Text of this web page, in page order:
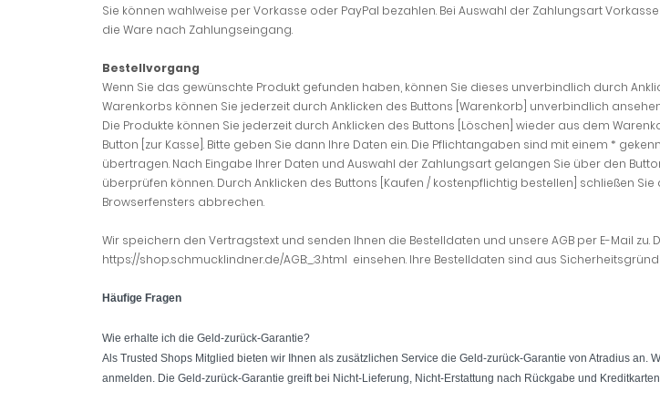
Sie können wahlweise per Vorkasse oder PayPal bezahlen. Bei Auswahl der Zahlungsart
die Ware nach Zahlungseingang.
Bestellvorgang
Wenn Sie das gewünschte Produkt gefunden haben, können Sie dieses unverbindlich durch
Warenkorbs können Sie jederzeit durch Anklicken des Buttons [Warenkorb] unverbindlich
Die Produkte können Sie jederzeit durch Anklicken des Buttons [Löschen] wieder aus dem
Button [zur Kasse]. Bitte geben Sie dann Ihre Daten ein. Die Pflichtangaben sind mit einem *
übertragen. Nach Eingabe Ihrer Daten und Auswahl der Zahlungsart gelangen Sie über den
überprüfen können. Durch Anklicken des Buttons [Kaufen / kostenpflichtig bestellen] schließen
Browserfensters abbrechen.
Wir speichern den Vertragstext und senden Ihnen die Bestelldaten und unsere AGB per E-Mail zu.
https://shop.schmucklindner.de/AGB:_:3.html einsehen. Ihre Bestelldaten sind aus
Häufige Fragen
Wie erhalte ich die Geld-zurück-Garantie?
Als Trusted Shops Mitglied bieten wir Ihnen als zusätzlichen Service die Geld-zurück-Garantie von Atradius
anmelden. Die Geld-zurück-Garantie greift bei Nicht-Lieferung, Nicht-Erstattung nach Rückgabe und